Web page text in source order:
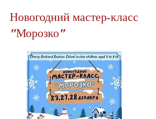
Новогодний мастер-класс
"Морозко"